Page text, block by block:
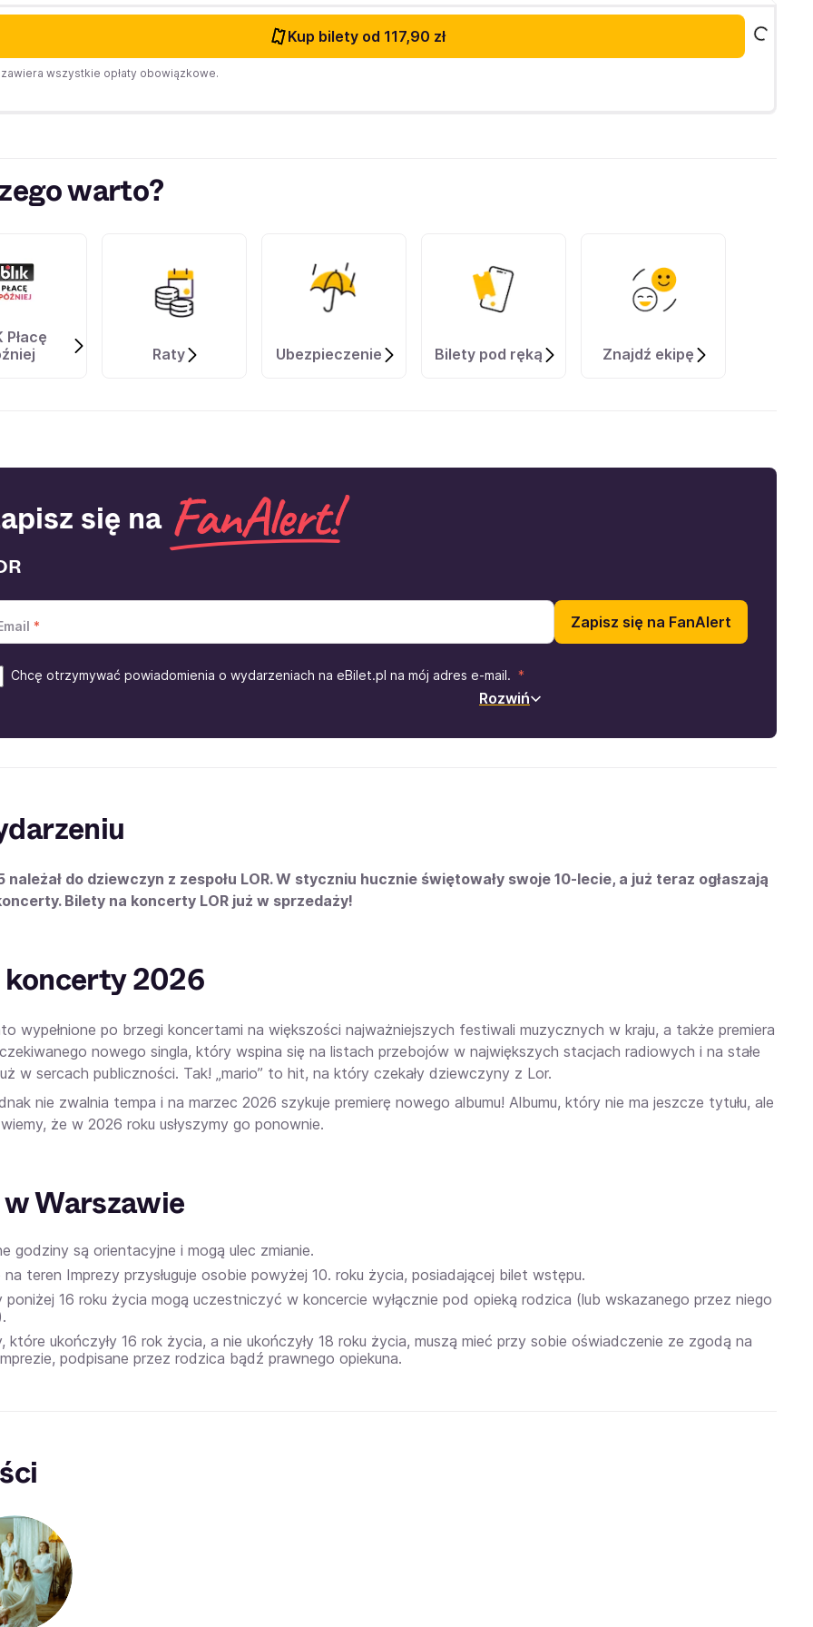
Kup bilety od 117,90 zł
wszystkie opłaty obowiązkowe.
warto?
Płacę
Raty Ubezpieczenie Bilety pod ręką Znajdź ekipę
się na
Zapisz się na FanAlert
Chcę otrzymywać powiadomienia o wydarzeniach na eBilet.pl na mój adres e-mail.
Rozwiń
należał do dziewczyn z zespołu LOR. W styczniu hucznie świętowały swoje 10-lecie, a już teraz ogłaszają
Bilety na koncerty LOR już w sprzedaży!
koncerty 2026
wypełnione po brzegi koncertami na większości najważniejszych festiwali muzycznych w kraju, a także premiera
nowego singla, który wspina się na listach przebojów w największych stacjach radiowych i na stałe
w sercach publiczności. Tak! „mario” to hit, na który czekały dziewczyny z Lor.
nie zwalnia tempa i na marzec 2026 szykuje premierę nowego albumu! Albumu, który nie ma jeszcze tytułu, ale
że w 2026 roku usłyszymy go ponownie.
Warszawie
godziny są orientacyjne i mogą ulec zmianie.
na teren Imprezy przysługuje osobie powyżej 10. roku życia, posiadającej bilet wstępu.
poniżej 16 roku życia mogą uczestniczyć w koncercie wyłącznie pod opieką rodzica (lub wskazanego przez niego
które ukończyły 16 rok życia, a nie ukończyły 18 roku życia, muszą mieć przy sobie oświadczenie ze zgodą na
podpisane przez rodzica bądź prawnego opiekuna.